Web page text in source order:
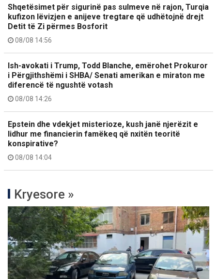
Shqetësimet për sigurinë pas sulmeve në rajon, Turqia
kufizon lëvizjen e anijeve tregtare që udhëtojnë drejt
Detit të Zi përmes Bosforit
08/08 14:56
Ish-avokati i Trump, Todd Blanche, emërohet Prokuror
i Përgjithshëmi i SHBA/ Senati amerikan e miraton me
diferencë të ngushtë votash
08/08 14:26
Epstein dhe vdekjet misterioze, kush janë njerëzit e
lidhur me financierin famëkeq që nxitën teoritë
konspirative?
08/08 14:04
Kryesore »